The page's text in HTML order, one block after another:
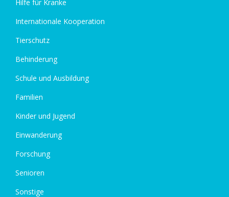
Hilfe für Kranke
Internationale Kooperation
Tierschutz
Behinderung
Schule und Ausbildung
Familien
Kinder und Jugend
Einwanderung
Forschung
Senioren
Sonstige